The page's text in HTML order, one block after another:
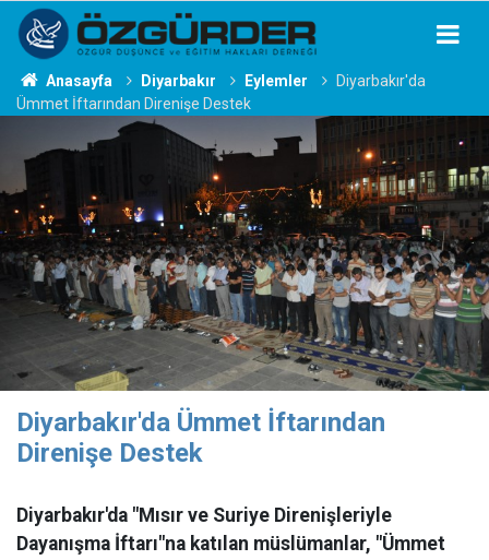
Anasayfa Diyarbakır Eylemler
Diyarbakır'da
Ümmet İftarından Direnişe Destek
Diyarbakır'da Ümmet İftarından
Direnişe Destek
Diyarbakır'da "Mısır ve Suriye Direnişleriyle
Dayanışma İftarı"na katılan müslümanlar, "Ümmet